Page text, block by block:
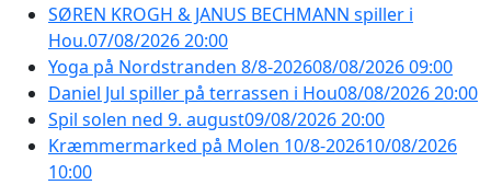
SØREN KROGH & JANUS BECHMANN spiller i
Hou.07/08/2026 20:00
Yoga på Nordstranden 8/8-202608/08/2026 09:00
Daniel Jul spiller på terrassen i Hou08/08/2026 20:00
Spil solen ned 9. august09/08/2026 20:00
Kræmmermarked på Molen 10/8-202610/08/2026
10:00